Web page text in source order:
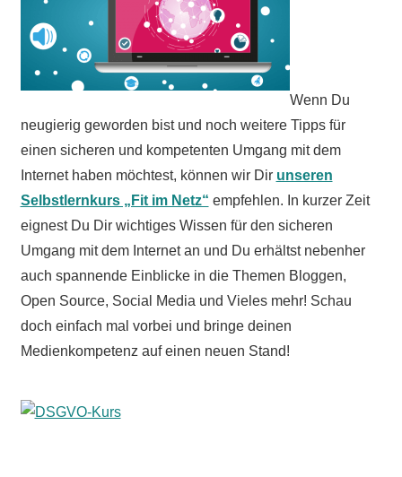
Wenn Du
neugierig geworden bist und noch weitere Tipps für
einen sicheren und kompetenten Umgang mit dem
Internet haben möchtest, können wir Dir unseren
Selbstlernkurs „Fit im Netz“ empfehlen. In kurzer Zeit
eignest Du Dir wichtiges Wissen für den sicheren
Umgang mit dem Internet an und Du erhältst nebenher
auch spannende Einblicke in die Themen Bloggen,
Open Source, Social Media und Vieles mehr! Schau
doch einfach mal vorbei und bringe deinen
Medienkompetenz auf einen neuen Stand!